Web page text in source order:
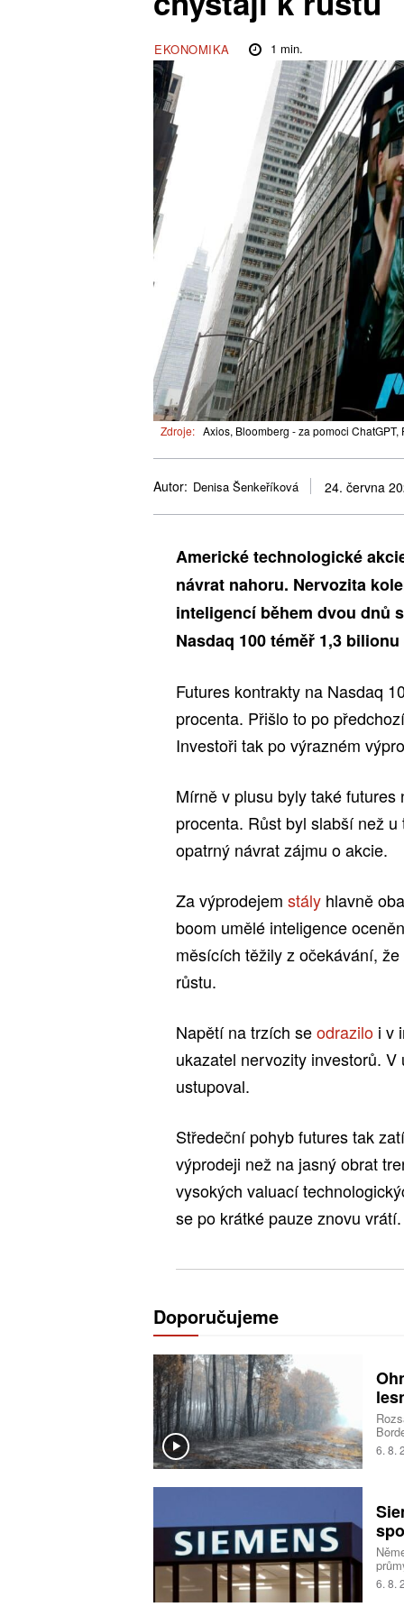
EKONOMIKA 1 min.
Zdroje: Axios, Bloomberg - za pomoci ChatGPT,
Autor: Denisa Šenkeříková 24. června
Americké technologické
návrat nahoru. Nervozita
inteligencí během dvou dnů
Nasdaq 100 téměř 1,3
Futures kontrakty na Nasdaq
procenta. Přišlo to po
Investoři tak po výrazném
Mírně v plusu byly také
procenta. Růst byl slabší než
opatrný návrat zájmu o akcie.
Za výprodejem stály hlavně
boom umělé inteligence
měsících těžily z očekávání,
růstu.
Napětí na trzích seodrazilo i v
ukazatel nervozity investorů.
ustupoval.
Středeční pohyb futures tak
výprodeji než na jasný obrat
vysokých valuací
se po krátké pauze znovu vrátí.
Doporučujeme
6. 8.
6. 8.